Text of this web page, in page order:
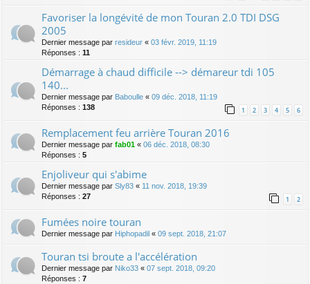
Favoriser la longévité de mon Touran 2.0 TDI DSG
2005
Dernier message par resideur « 03 févr. 2019, 11:19
Réponses : 11
Démarrage à chaud difficile --> démareur tdi 105
140...
Dernier message par Baboulle « 09 déc. 2018, 11:19
Réponses : 138 1 2 3 4 5 6
Remplacement feu arrière Touran 2016
Dernier message par fab01 « 06 déc. 2018, 08:30
Réponses : 5
Enjoliveur qui s'abime
Dernier message par Sly83 « 11 nov. 2018, 19:39
Réponses : 27 1 2
Fumées noire touran
Dernier message par Hiphopadil « 09 sept. 2018, 21:07
Touran tsi broute a l'accélération
Dernier message par Niko33 « 07 sept. 2018, 09:20
Réponses : 7